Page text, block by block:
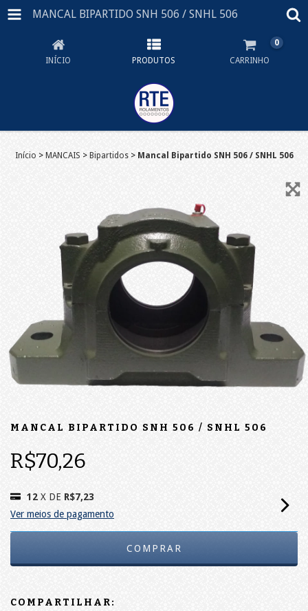
MANCAL BIPARTIDO SNH 506 / SNHL 506
INÍCIO PRODUTOS CARRINHO
0
Início > MANCAIS > Bipartidos > Mancal Bipartido SNH 506 / SNHL 506
MANCAL BIPARTIDO SNH 506 / SNHL 506
R$70,26
12 X DE R$7,23
Ver meios de pagamento
COMPARTILHAR: